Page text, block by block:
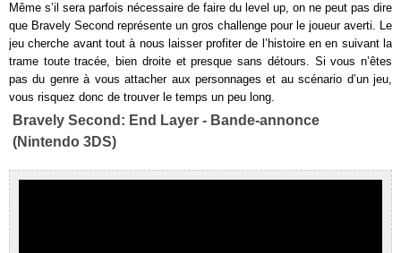
Même s’il sera parfois nécessaire de faire du level up, on ne peut pas dire
que Bravely Second représente un gros challenge pour le joueur averti. Le
jeu cherche avant tout à nous laisser profiter de l’histoire en en suivant la
trame toute tracée, bien droite et presque sans détours. Si vous n’êtes
pas du genre à vous attacher aux personnages et au scénario d’un jeu,
vous risquez donc de trouver le temps un peu long.
Bravely Second: End Layer - Bande-annonce
(Nintendo 3DS)